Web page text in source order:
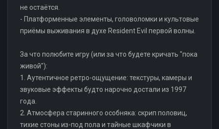
не остаётся.
- Платформенные элементы, головоломки и культовые
приёмы выживания в духе Resident Evil первой волны.
За что полюбите игру (или за что будете кричать "пока
живой"):
1. Аутентичное ретро-ощущение: текстуры, камеры и
звуковые эффекты будто нарочно достали из 1997
года.
2. Атмосфера старинного особняка: скрип половиц,
тихие стоны из-под пола и тайные шкафчики в